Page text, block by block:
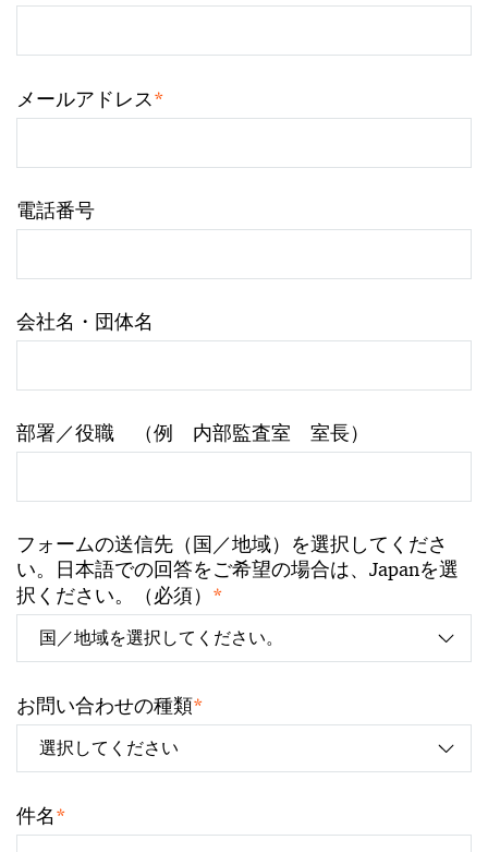
メールアドレス*
電話番号
会社名・団体名
部署／役職 （例 内部監査室 室長）
フォームの送信先（国／地域）を選択してくださ
い。日本語での回答をご希望の場合は、Japanを選
択ください。（必須） *
お問い合わせの種類*
件名*